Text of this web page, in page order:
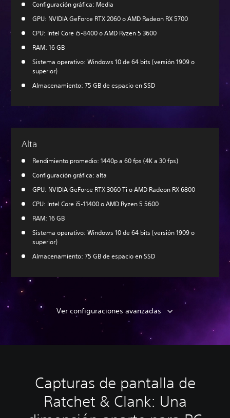
Configuración gráfica: Media
GPU: NVIDIA GeForce RTX 2060 o AMD Radeon RX 5700
CPU: Intel Core i5-8400 o AMD Ryzen 5 3600
RAM: 16 GB
Sistema operativo: Windows 10 de 64 bits (versión 1909 o
superior)
Almacenamiento: 75 GB de espacio en SSD
Alta
Rendimiento promedio: 1440p a 60 fps (4K a 30 fps)
Configuración gráfica: alta
GPU: NVIDIA GeForce RTX 3060 Ti o AMD Radeon RX 6800
CPU: Intel Core i5-11400 o AMD Ryzen 5 5600
RAM: 16 GB
Sistema operativo: Windows 10 de 64 bits (versión 1909 o
superior)
Almacenamiento: 75 GB de espacio en SSD
Ver configuraciones avanzadas
Capturas de pantalla de
Ratchet & Clank: Una